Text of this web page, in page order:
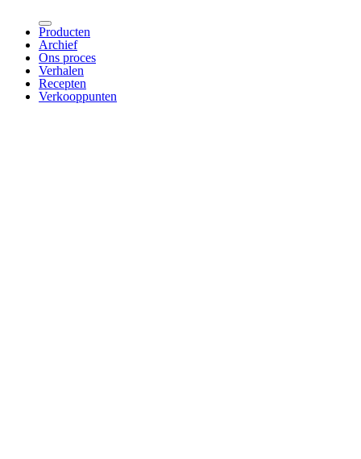
Producten
Archief
Ons proces
Verhalen
Recepten
Verkooppunten